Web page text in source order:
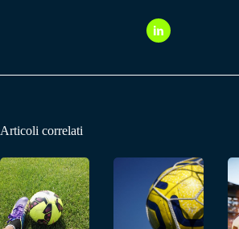
Articoli correlati